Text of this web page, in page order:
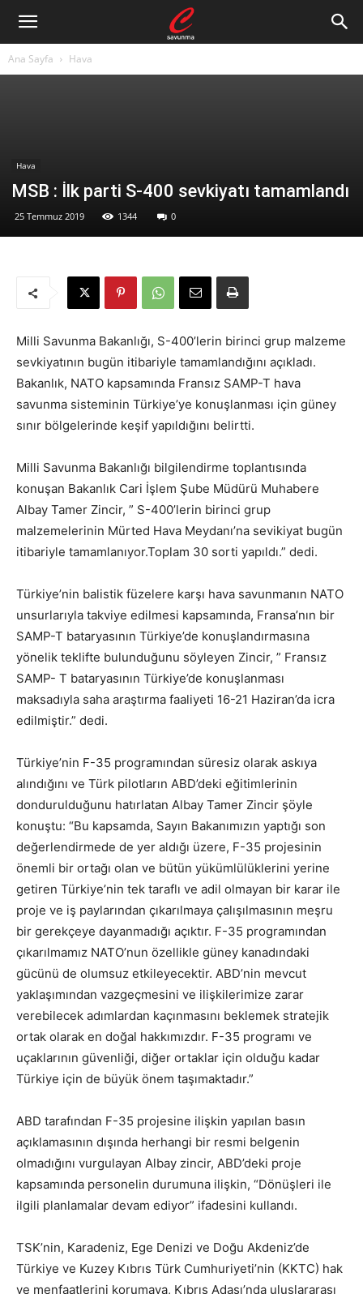
Ana Sayfa Hava
Hava
MSB : İlk parti S-400 sevkiyatı tamamlandı
25 Temmuz 2019 1344 0
Milli Savunma Bakanlığı, S-400’lerin birinci grup malzeme
sevkiyatının bugün itibariyle tamamlandığını açıkladı.
Bakanlık, NATO kapsamında Fransız SAMP-T hava
savunma sisteminin Türkiye’ye konuşlanması için güney
sınır bölgelerinde keşif yapıldığını belirtti.
Milli Savunma Bakanlığı bilgilendirme toplantısında
konuşan Bakanlık Cari İşlem Şube Müdürü Muhabere
Albay Tamer Zincir, ” S-400’lerin birinci grup
malzemelerinin Mürted Hava Meydanı’na sevikiyat bugün
itibariyle tamamlanıyor.Toplam 30 sorti yapıldı.” dedi.
Türkiye’nin balistik füzelere karşı hava savunmanın NATO
unsurlarıyla takviye edilmesi kapsamında, Fransa’nın bir
SAMP-T bataryasının Türkiye’de konuşlandırmasına
yönelik teklifte bulunduğunu söyleyen Zincir, ” Fransız
SAMP- T bataryasının Türkiye’de konuşlanması
maksadıyla saha araştırma faaliyeti 16-21 Haziran’da icra
edilmiştir.” dedi.
Türkiye’nin F-35 programından süresiz olarak askıya
alındığını ve Türk pilotların ABD’deki eğitimlerinin
dondurulduğunu hatırlatan Albay Tamer Zincir şöyle
konuştu: “Bu kapsamda, Sayın Bakanımızın yaptığı son
değerlendirmede de yer aldığı üzere, F-35 projesinin
önemli bir ortağı olan ve bütün yükümlülüklerini yerine
getiren Türkiye’nin tek taraflı ve adil olmayan bir karar ile
proje ve iş paylarından çıkarılmaya çalışılmasının meşru
bir gerekçeye dayanmadığı açıktır. F-35 programından
çıkarılmamız NATO’nun özellikle güney kanadındaki
gücünü de olumsuz etkileyecektir. ABD’nin mevcut
yaklaşımından vazgeçmesini ve ilişkilerimize zarar
verebilecek adımlardan kaçınmasını beklemek stratejik
ortak olarak en doğal hakkımızdır. F-35 programı ve
uçaklarının güvenliği, diğer ortaklar için olduğu kadar
Türkiye için de büyük önem taşımaktadır.”
ABD tarafından F-35 projesine ilişkin yapılan basın
açıklamasının dışında herhangi bir resmi belgenin
olmadığını vurgulayan Albay zincir, ABD’deki proje
kapsamında personelin durumuna ilişkin, “Dönüşleri ile
ilgili planlamalar devam ediyor” ifadesini kullandı.
TSK’nin, Karadeniz, Ege Denizi ve Doğu Akdeniz’de
Türkiye ve Kuzey Kıbrıs Türk Cumhuriyeti’nin (KKTC) hak
ve menfaatlerini korumaya, Kıbrıs Adası’nda uluslararası